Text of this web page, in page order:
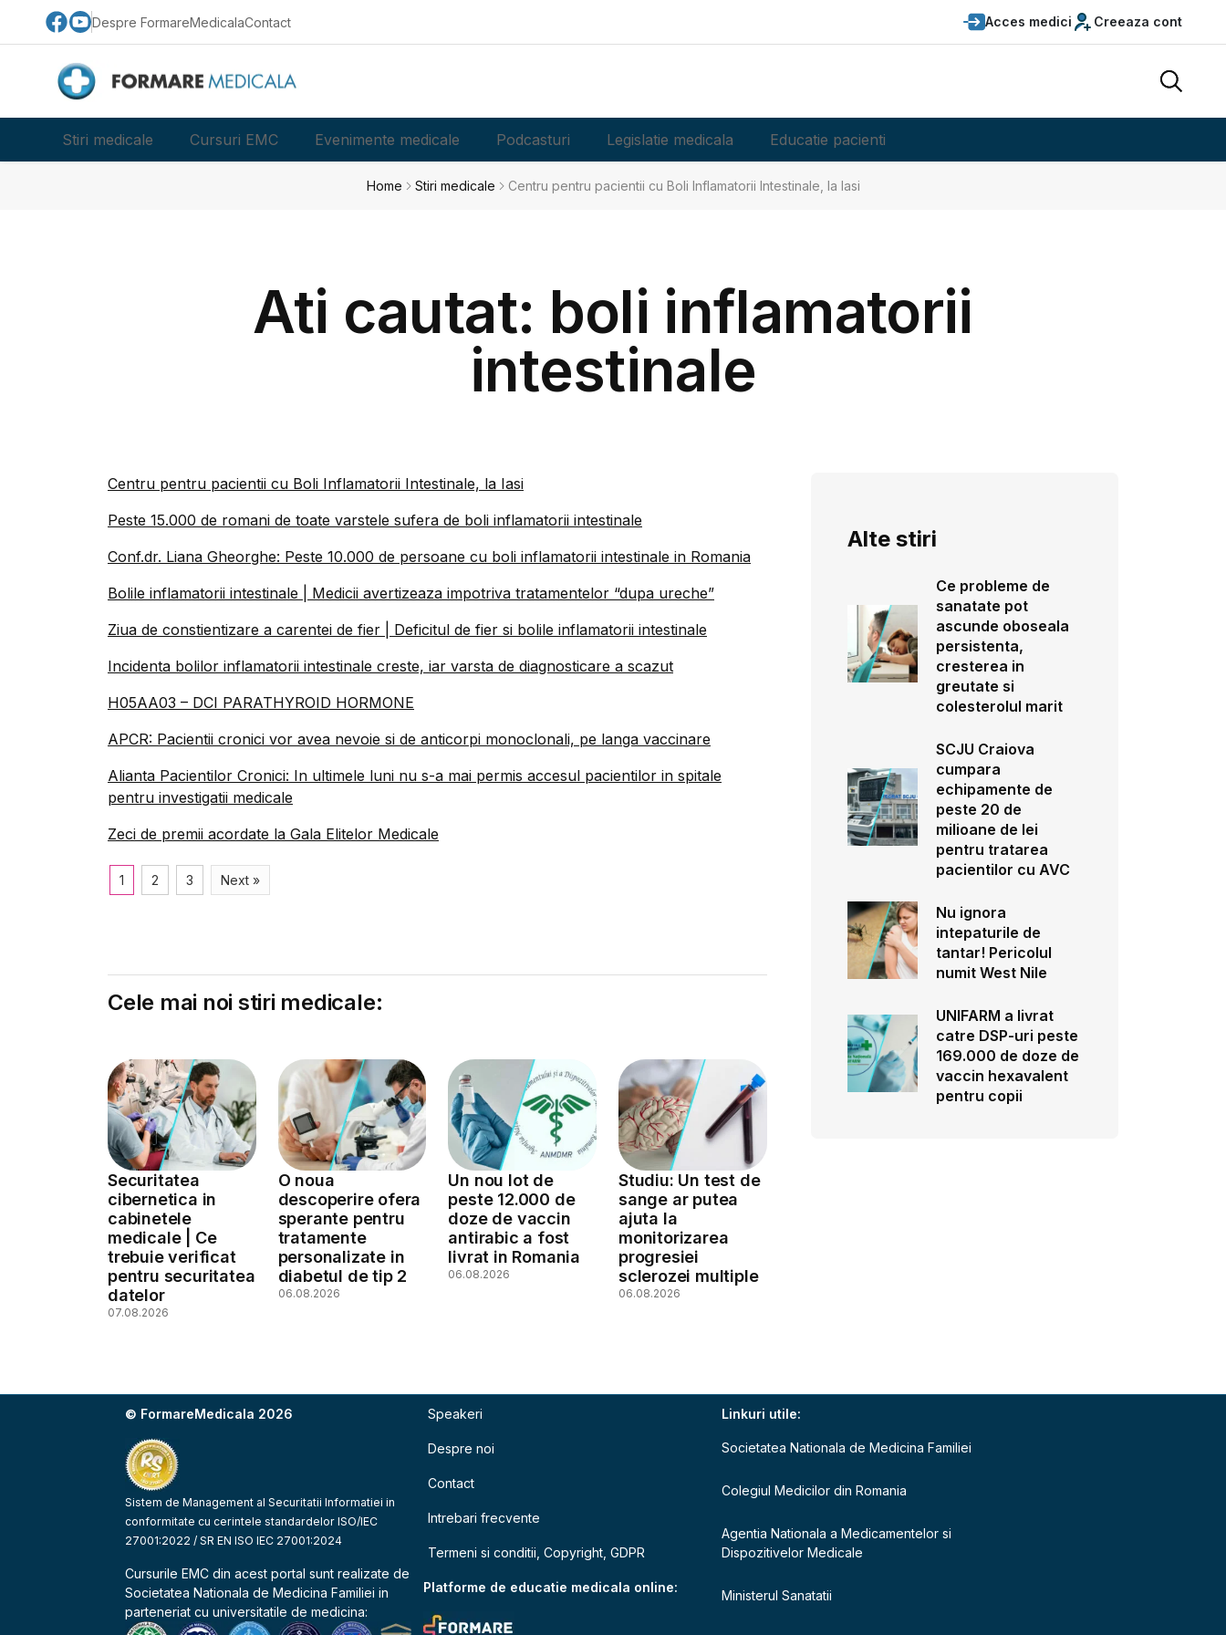
Despre FormareMedicalaContact Acces medici Creeaza cont
Stiri medicale Cursuri EMC Evenimente medicale Podcasturi Legislatie medicala Educatie pacienti
Home Stiri medicale Centru pentru pacientii cu Boli Inflamatorii Intestinale, la Iasi
Ati cautat: boli inflamatorii
intestinale
Centru pentru pacientii cu Boli Inflamatorii Intestinale, la Iasi
Peste 15.000 de romani de toate varstele sufera de boli inflamatorii intestinale
Conf.dr. Liana Gheorghe: Peste 10.000 de persoane cu boli inflamatorii intestinale in Romania
Bolile inflamatorii intestinale | Medicii avertizeaza impotriva tratamentelor “dupa ureche”
Ziua de constientizare a carentei de fier | Deficitul de fier si bolile inflamatorii intestinale
Incidenta bolilor inflamatorii intestinale creste, iar varsta de diagnosticare a scazut
H05AA03 – DCI PARATHYROID HORMONE
APCR: Pacientii cronici vor avea nevoie si de anticorpi monoclonali, pe langa vaccinare
Alianta Pacientilor Cronici: In ultimele luni nu s-a mai permis accesul pacientilor in spitale
pentru investigatii medicale
Zeci de premii acordate la Gala Elitelor Medicale
1 2 3 Next »
Cele mai noi stiri medicale:
Securitatea
cibernetica in
cabinetele
medicale | Ce
trebuie verificat
pentru securitatea
datelor
07.08.2026
O noua
descoperire ofera
sperante pentru
tratamente
personalizate in
diabetul de tip 2
06.08.2026
Un nou lot de
peste 12.000 de
doze de vaccin
antirabic a fost
livrat in Romania
06.08.2026
Studiu: Un test de
sange ar putea
ajuta la
monitorizarea
progresiei
sclerozei multiple
06.08.2026
Alte stiri
Ce probleme de
sanatate pot
ascunde oboseala
persistenta,
cresterea in
greutate si
colesterolul marit
SCJU Craiova
cumpara
echipamente de
peste 20 de
milioane de lei
pentru tratarea
pacientilor cu AVC
Nu ignora
intepaturile de
tantar! Pericolul
numit West Nile
UNIFARM a livrat
catre DSP-uri peste
169.000 de doze de
vaccin hexavalent
pentru copii
© FormareMedicala 2026
Sistem de Management al Securitatii Informatiei in
conformitate cu cerintele standardelor ISO/IEC
27001:2022 / SR EN ISO IEC 27001:2024
Cursurile EMC din acest portal sunt realizate de
Societatea Nationala de Medicina Familiei in
parteneriat cu universitatile de medicina:
Speakeri
Despre noi
Contact
Intrebari frecvente
Termeni si conditii, Copyright, GDPR
Platforme de educatie medicala online:
Linkuri utile:
Societatea Nationala de Medicina Familiei
Colegiul Medicilor din Romania
Agentia Nationala a Medicamentelor si
Dispozitivelor Medicale
Ministerul Sanatatii